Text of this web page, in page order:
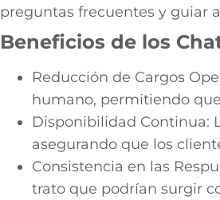
preguntas frecuentes y guiar
Beneficios de los
Reducción de Cargos
humano, permitiendo
Disponibilidad Continua:
asegurando que los
Consistencia en las
trato que podrían surgir